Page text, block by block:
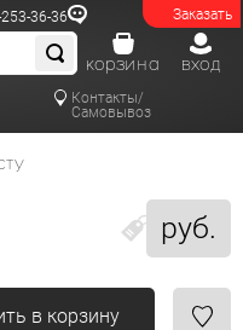
Заказать
36-36
Контакты/
Самовывоз
вход
корзина
руб.
в корзину